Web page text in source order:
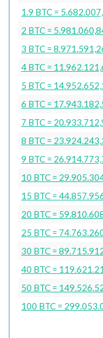
1.9 BTC =
2 BTC =
3 BTC =
4 BTC =
5 BTC =
6 BTC =
7 BTC =
8 BTC =
9 BTC =
10 BTC =
15 BTC =
20 BTC =
25 BTC =
30 BTC =
40 BTC =
50 BTC =
100 BTC =